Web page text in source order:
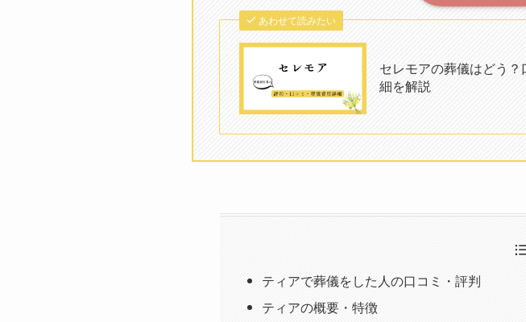
あわせて読みたい
セレモアの葬儀はどう
細を解説
ティアで葬儀をした人の口コミ・評判
ティアの概要・特徴